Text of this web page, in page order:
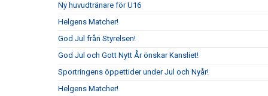
Ny huvudtränare för U16
Helgens Matcher!
God Jul från Styrelsen!
God Jul och Gott Nytt År önskar Kansliet!
Sportringens öppettider under Jul och Nyår!
Helgens Matcher!